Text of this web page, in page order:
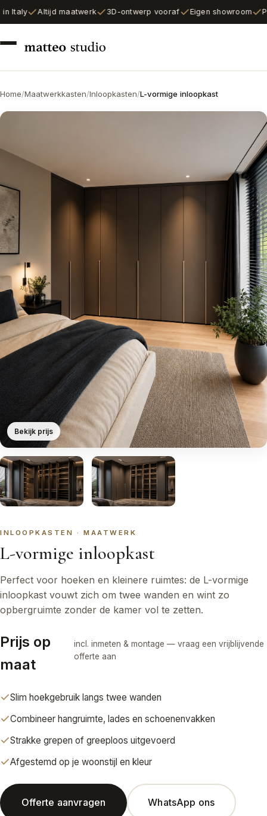
Italy Altijd maatwerk 3D-ontwerp vooraf Eigen showroom
Home/Maatwerkkasten/Inloopkasten/L-vormige inloopkast
Bekijk prijs
INLOOPKASTEN · MAATWERK
L-vormige inloopkast
Perfect voor hoeken en kleinere ruimtes: de L-vormige
inloopkast vouwt zich om twee wanden en wint zo
opbergruimte zonder de kamer vol te zetten.
Prijs op
maat
incl. inmeten & montage — vraag een vrijblijvende
offerte aan
Slim hoekgebruik langs twee wanden
Combineer hangruimte, lades en schoenenvakken
Strakke grepen of greeploos uitgevoerd
Afgestemd op je woonstijl en kleur
Offerte aanvragen WhatsApp ons